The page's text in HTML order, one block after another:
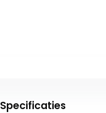
Specificaties